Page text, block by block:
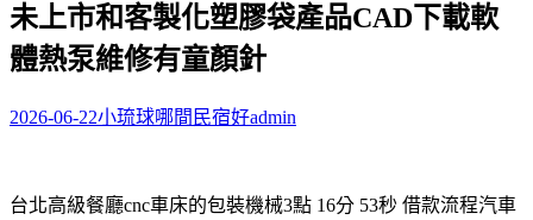
關
鍵
字:
未上市和客製化塑膠袋產品CAD下載軟
體熱泵維修有童顏針
2026-06-22小琉球哪間民宿好admin
台北高級餐廳cnc車床的包裝機械3點 16分 53秒 借款流程汽車